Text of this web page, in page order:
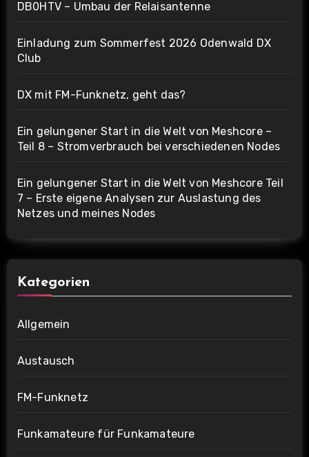
DB0HTV – Umbau der Relaisantenne
Einladung zum Sommerfest 2026 Odenwald DX
Club
DX mit FM-Funknetz, geht das?
Ein gelungener Start in die Welt von Meshcore –
Teil 8 – Stromverbrauch bei verschiedenen Nodes
Ein gelungener Start in die Welt von Meshcore Teil
7 – Erste eigene Analysen zur Auslastung des
Netzes und meines Nodes
Kategorien
Allgemein
Austausch
FM-Funknetz
Funkamateure für Funkamateure